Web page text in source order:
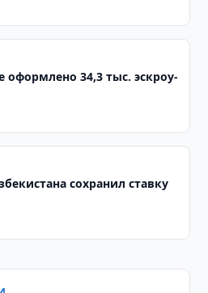
оформлено 34,3 тыс. эскроу-
сохранил ставку